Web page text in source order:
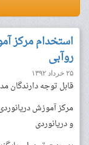
استخدام مرکز
روآبی
۲۵ خرداد ۱۳۹۲
قابل توجه دارندگان
مرکز آموزش
و دریانوردی